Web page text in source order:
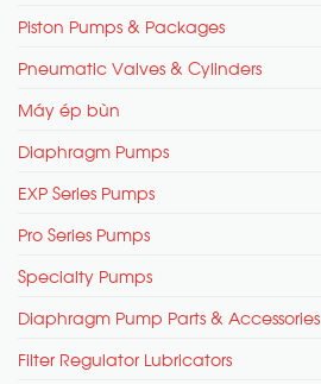
Piston Pumps & Packages
Pneumatic Valves & Cylinders
Máy ép bùn
Diaphragm Pumps
EXP Series Pumps
Pro Series Pumps
Specialty Pumps
Diaphragm Pump Parts & Accessories
Filter Regulator Lubricators